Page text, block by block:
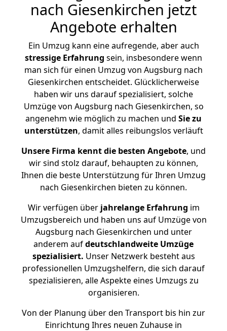
nach Giesenkirchen jetzt
Angebote erhalten
Ein Umzug kann eine aufregende, aber auch
stressige Erfahrung sein, insbesondere wenn
man sich für einen Umzug von Augsburg nach
Giesenkirchen entscheidet. Glücklicherweise
haben wir uns darauf spezialisiert, solche
Umzüge von Augsburg nach Giesenkirchen, so
angenehm wie möglich zu machen und Sie zu
unterstützen, damit alles reibungslos verläuft
Unsere Firma kennt die besten Angebote, und
wir sind stolz darauf, behaupten zu können,
Ihnen die beste Unterstützung für Ihren Umzug
nach Giesenkirchen bieten zu können.
Wir verfügen überjahrelange Erfahrung im
Umzugsbereich und haben uns auf Umzüge von
Augsburg nach Giesenkirchen und unter
anderem aufdeutschlandweite Umzüge
spezialisiert. Unser Netzwerk besteht aus
professionellen Umzugshelfern, die sich darauf
spezialisieren, alle Aspekte eines Umzugs zu
organisieren.
Von der Planung über den Transport bis hin zur
Einrichtung Ihres neuen Zuhause in